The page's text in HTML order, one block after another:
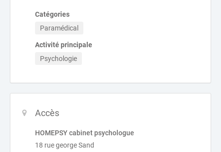
Catégories
Paramédical
Activité principale
Psychologie
Accès
HOMEPSY cabinet psychologue
18 rue george Sand